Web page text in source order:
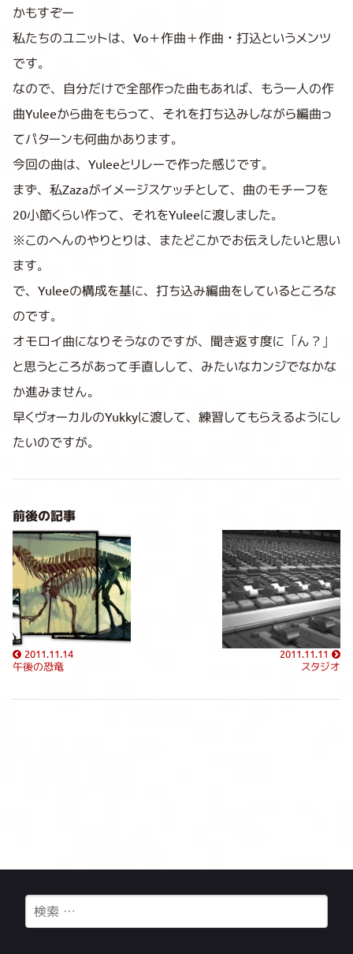
かもすぞー
私たちのユニットは、Vo＋作曲＋作曲・打込というメンツ
です。
なので、自分だけで全部作った曲もあれば、もう一人の作
曲Yuleeから曲をもらって、それを打ち込みしながら編曲っ
てパターンも何曲かあります。
今回の曲は、Yuleeとリレーで作った感じです。
まず、私Zazaがイメージスケッチとして、曲のモチーフを
20小節くらい作って、それをYuleeに渡しました。
※このへんのやりとりは、またどこかでお伝えしたいと思い
ます。
で、Yuleeの構成を基に、打ち込み編曲をしているところな
のです。
オモロイ曲になりそうなのですが、聞き返す度に「ん？」
と思うところがあって手直しして、みたいなカンジでなかな
か進みません。
早くヴォーカルのYukkyに渡して、練習してもらえるようにし
たいのですが。
前後の記事
2011.11.14
午後の恐竜
2011.11.11
スタジオ